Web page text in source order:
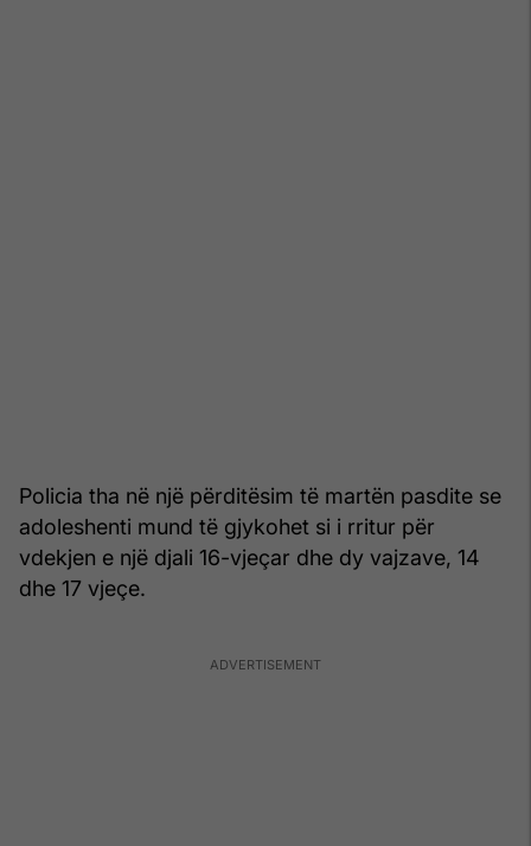
Policia tha në një përditësim të martën pasdite se
adoleshenti mund të gjykohet si i rritur për
vdekjen e një djali 16-vjeçar dhe dy vajzave, 14
dhe 17 vjeçe.